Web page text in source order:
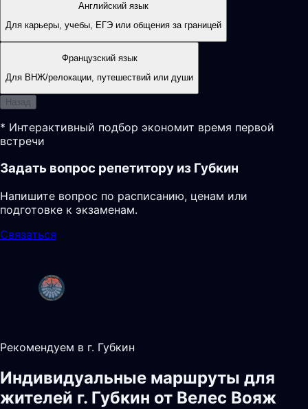
Английский язык
Для карьеры, учебы, ЕГЭ или общения за границей
Французский язык
Для ВНЖ/релокации, путешествий или души
Назад
* Интерактивный подбор экономит время первой
встречи
Задать вопрос репетитору из Губкин
Напишите вопрос по расписанию, ценам или
подготовке к экзаменам.
Связаться
Рекомендуем в г. Губкин
Индивидуальные маршруты для
жителей г. Губкин от Велес Вояж